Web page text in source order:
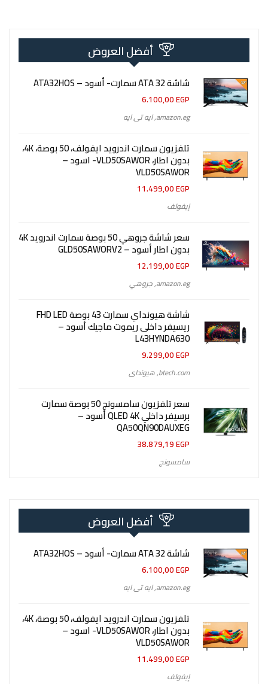
أفضل العروض
شاشة 32 ATA سمارت- أسود – ATA32HOS
6.100,00EGP
amazon.eg
,ايه تى ايه
تلفزيون سمارت اندرويد ايفولف، 50 بوصة، 4K،
بدون اطار، VLD50SAWOR- اسود –
VLD50SAWOR
11.499,00EGP
إيفولف
سعر شاشة جروهي 50 بوصة سمارت اندرويد 4K
بدون اطار أسود – GLD50SAWORV2
12.199,00EGP
amazon.eg
,جروهي
شاشة هيونداي سمارت 43 بوصة FHD LED
ريسيفر داخلى ريموت ماجيك أسود –
L43HYNDA630
9.299,00EGP
btech.com
,هيونداى
سعر تلفزيون سامسونج 50 بوصة سمارت
برسيفر داخلي QLED 4K أسود –
QA50QN90DAUXEG
38.879,19EGP
سامسونج
أفضل العروض
شاشة 32 ATA سمارت- أسود – ATA32HOS
6.100,00EGP
amazon.eg
,ايه تى ايه
تلفزيون سمارت اندرويد ايفولف، 50 بوصة، 4K،
بدون اطار، VLD50SAWOR- اسود –
VLD50SAWOR
11.499,00EGP
إيفولف